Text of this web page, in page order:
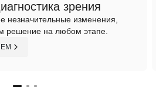
зрения
изменения,
решение на любом этапе.